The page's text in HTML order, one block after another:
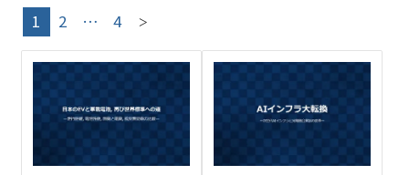
カテゴリで選ぶ
調査の種類で選ぶ
1
2 … 4